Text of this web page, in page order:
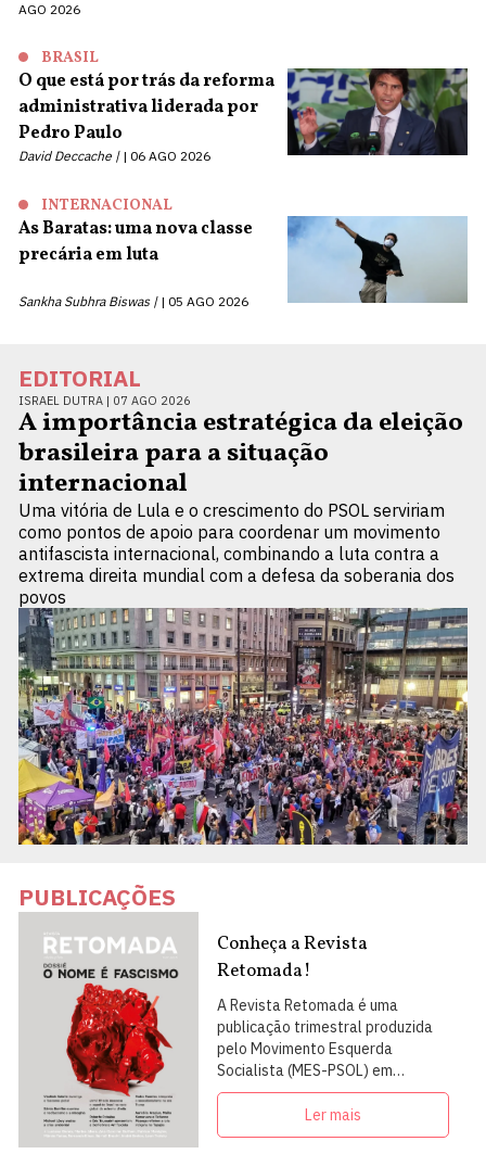
AGO 2026
BRASIL
O que está por trás da reforma
administrativa liderada por
Pedro Paulo
David Deccache | 06 AGO 2026
INTERNACIONAL
As Baratas: uma nova classe
precária em luta
Sankha Subhra Biswas | 05 AGO 2026
EDITORIAL
ISRAEL DUTRA | 07 AGO 2026
A importância estratégica da eleição
brasileira para a situação
internacional
Uma vitória de Lula e o crescimento do PSOL serviriam
como pontos de apoio para coordenar um movimento
antifascista internacional, combinando a luta contra a
extrema direita mundial com a defesa da soberania dos
povos
PUBLICAÇÕES
Conheça a Revista
Retomada!
A Revista Retomada é uma
publicação trimestral produzida
pelo Movimento Esquerda
Socialista (MES-PSOL) em
articulação com intelectuais,
militantes e artistas
Ler mais